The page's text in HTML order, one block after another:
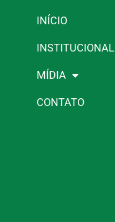
INÍCIO
INSTITUCIONAL
MÍDIA
CONTATO